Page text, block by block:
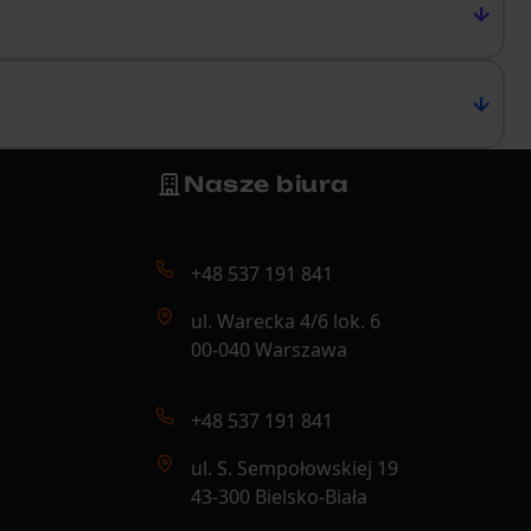
aby przyspieszały decyzje,
budujemy spójny system:
chroni organizację i nadąża za jej
Nasze biura
+48 537 191 841
ul. Warecka 4/6 lok. 6
00-040 Warszawa
+48 537 191 841
ul. S. Sempołowskiej 19
43-300 Bielsko-Biała